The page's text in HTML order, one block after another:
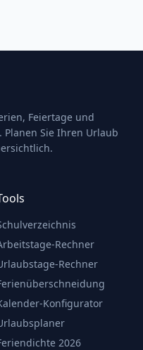
Feiertage und
Sie Ihren Urlaub
Rechner
Rechner
Konfigurator
2026